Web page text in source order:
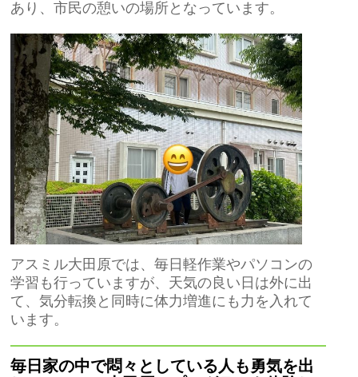
あり、市民の憩いの場所となっています。
アスミル大田原では、毎日軽作業やパソコンの
学習も行っていますが、天気の良い日は外に出
て、気分転換と同時に体力増進にも力を入れて
います。
毎日家の中で悶々としている人も勇気を出